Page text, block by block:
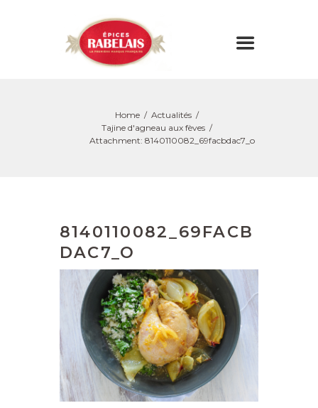
Home
Actualités
Tajine d'agneau aux fèves
Attachment: 8140110082_69facbdac7_o
8140110082_69FACB
DAC7_O